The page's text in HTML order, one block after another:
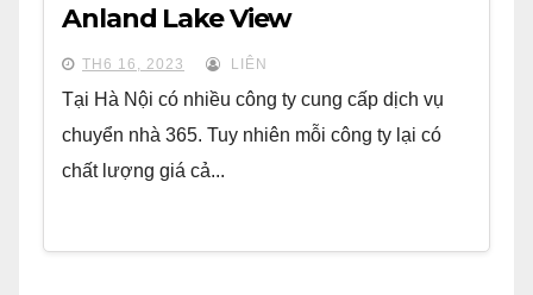
Anland Lake View
TH6 16, 2023 LIÊN
Tại Hà Nội có nhiều công ty cung cấp dịch vụ
chuyển nhà 365. Tuy nhiên mỗi công ty lại có
chất lượng giá cả...